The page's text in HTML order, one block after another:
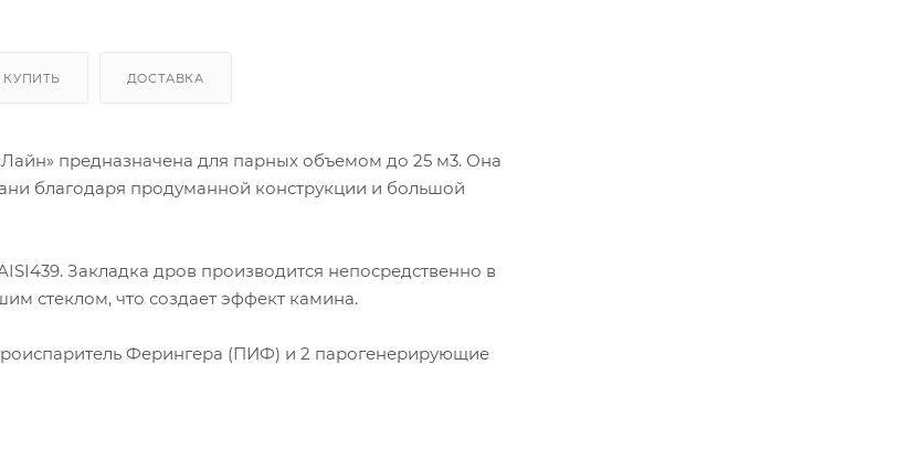
КУПИТЬ ДОСТАВКА
предназначена для парных объемом до 25 м3. Она
благодаря продуманной конструкции и большой
Закладка дров производится непосредственно в
стеклом, что создает эффект камина.
Ферингера (ПИФ) и 2 парогенерирующие